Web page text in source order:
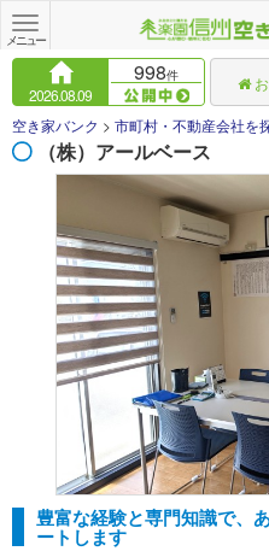
Toggle
navigation
メニュー
2026.08.09
998件 お
空き家バンク > 市町村・不動産会社を
（株）アールベース
豊富な経験と専門知識で、
ートします